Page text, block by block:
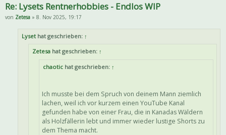
Re: Lysets Rentnerhobbies - Endlos WIP
von Zetesa » 8. Nov 2025, 19:17
Lysethat geschrieben: ↑
Zetesa hat geschrieben: ↑
chaotic hat geschrieben: ↑
Ich musste bei dem Spruch von deinem Mann ziemlich
lachen, weil ich vor kurzem einen YouTube Kanal
gefunden habe von einer Frau, die in Kanadas Wäldern
als Holzfällerin lebt und immer wieder lustige Shorts zu
dem Thema macht.